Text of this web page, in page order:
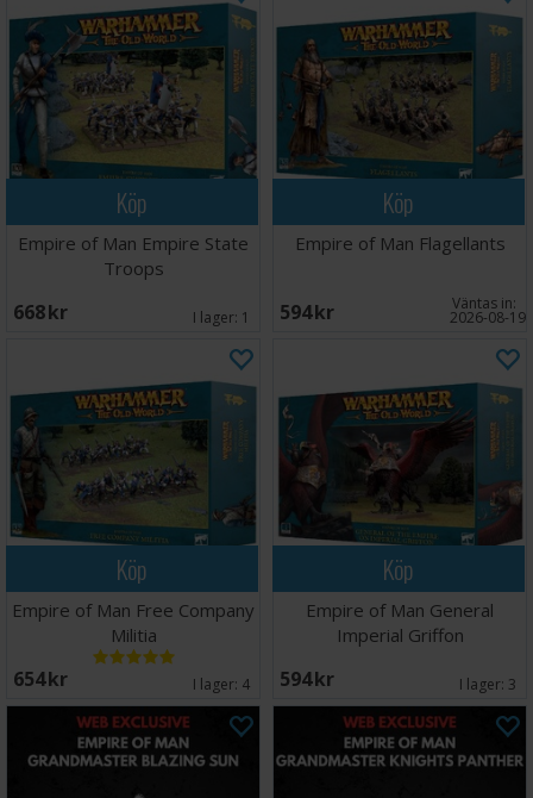
Köp
Empire of Man Empire State
Troops
668 SEK I lager: 1
Köp
Empire of Man Flagellants
594 SEK Väntas in:
2026-08-19
Köp
Empire of Man Free Company
Militia
654 SEK I lager: 4
Köp
Empire of Man General
Imperial Griffon
594 SEK I lager: 3